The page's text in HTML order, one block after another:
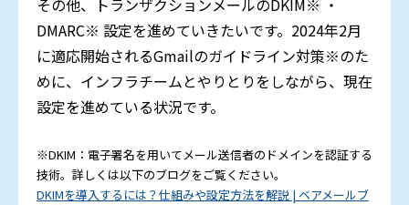
その他、トランザクションメールのDKIM※ ・
DMARC※ 設定を進めていきたいです。2024年2月
に適応開始されるGmailのガイドライン対策※のた
めに、インフラチームとやりとりをしながら、現在
設定を進めている状況です。
※DKIM：電子署名を用いてメール送信者のドメインを認証する
技術。詳しくは以下のブログをご覧ください。
DKIMを導入するには？仕組みや設定方法を解説 | ベアメールブ